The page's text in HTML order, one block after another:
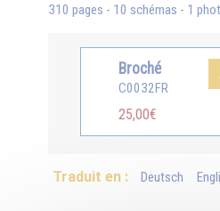
310 pages - 10 schémas - 1
Broché
C0032FR
25,00€
Traduit en : Deutsch